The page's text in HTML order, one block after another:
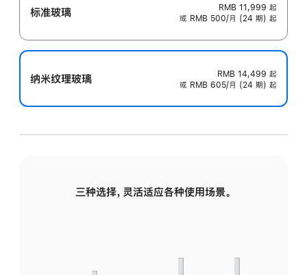
标准玻璃 RMB 11,999 起
或 RMB 500/月 (24 期) 起
纳米纹理玻璃 RMB 14,499 起
或 RMB 605/月 (24 期) 起
三种选择，灵活适应各种使用场景。